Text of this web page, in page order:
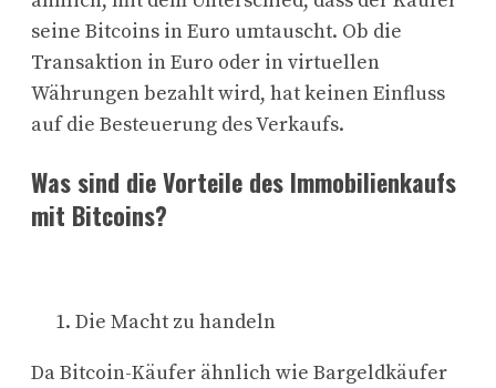
seine Bitcoins in Euro umtauscht. Ob die
Transaktion in Euro oder in virtuellen
Währungen bezahlt wird, hat keinen Einfluss
auf die Besteuerung des Verkaufs.
Was sind die Vorteile des Immobilienkaufs
mit Bitcoins?
Die Macht zu handeln
Da Bitcoin-Käufer ähnlich wie Bargeldkäufer